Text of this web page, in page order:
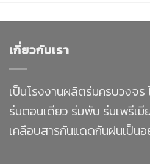
เกี่ยวกับเรา
เป็นโรงงานผลิตร่มครบวงจ
ร่มตอนเดียว ร่มพับ ร่มเพรีเมี
เคลือบสารกันแดดกันฝนเป็น